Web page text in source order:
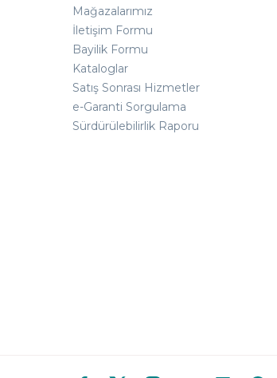
Mağazalarımız
İletişim Formu
Bayilik Formu
Kataloglar
Satış Sonrası Hizmetler
e-Garanti Sorgulama
Sürdürülebilirlik Raporu